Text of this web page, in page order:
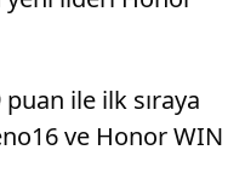
ile ilk sıraya
ve Honor WIN